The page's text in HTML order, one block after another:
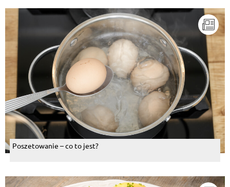
Poszetowanie – co to jest?